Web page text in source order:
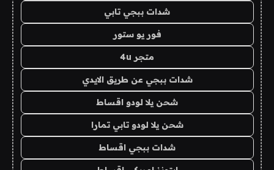
شدات ببجي تابي
فور يو ستور
متجر 4u
شدات ببجي عن طريق الايدي
شحن يلا لودو اقساط
شحن يلا لودو تابي تمارا
شدات ببجي اقساط